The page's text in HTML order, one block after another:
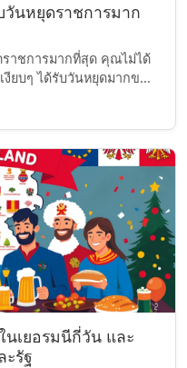
วันหยุดราชการมาก
าชการมากที่สุด คุณไม่ได้
งียบๆ ได้รับวันหยุดมากข...
เยอรมนีกี่วัน และ
รัฐ